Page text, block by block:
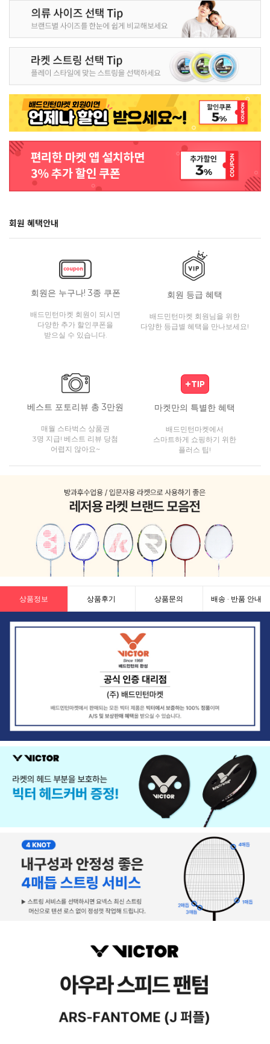
회원 혜택안내
회원은 누구나! 3종 쿠폰
배드민턴마켓 회원이 되시면
다양한 추가 할인쿠폰을
받으실 수 있습니다.
회원 등급 혜택
배드민턴마켓 회원님을 위한
다양한 등급별 혜택을 만나보세요!
베스트 포토리뷰 총 3만원
매월 스타벅스 상품권
3명 지급! 베스트 리뷰 당첨
어렵지 않아요~
마켓만의 특별한 혜택
배드민턴마켓에서
스마트하게 쇼핑하기 위한
플러스 팁!
상품정보 상품후기 상품문의 배송 · 반품 안내